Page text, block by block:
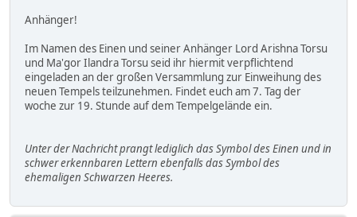
Anhänger!
Im Namen des Einen und seiner Anhänger Lord Arishna Torsu
und Ma'gor Ilandra Torsu seid ihr hiermit verpflichtend
eingeladen an der großen Versammlung zur Einweihung des
neuen Tempels teilzunehmen. Findet euch am 7. Tag der
woche zur 19. Stunde auf dem Tempelgelände ein.
Unter der Nachricht prangt lediglich das Symbol des Einen und in
schwer erkennbaren Lettern ebenfalls das Symbol des
ehemaligen Schwarzen Heeres.